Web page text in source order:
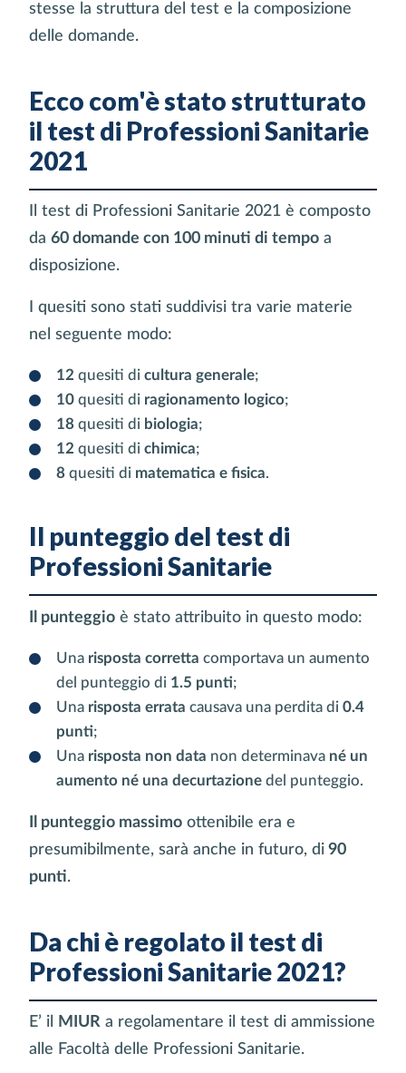
stesse la struttura del test e la composizione
delle domande.
Ecco com'è stato strutturato
il test di Professioni Sanitarie
2021
Il test di Professioni Sanitarie 2021 è composto
da 60 domande con 100 minuti di tempo a
disposizione.
I quesiti sono stati suddivisi tra varie materie
nel seguente modo:
12 quesiti di cultura generale;
10 quesiti di ragionamento logico;
18 quesiti di biologia;
12 quesiti di chimica;
8 quesiti di matematica e fisica.
Il punteggio del test di
Professioni Sanitarie
Il punteggio è stato attribuito in questo modo:
Una risposta corretta comportava un aumento
del punteggio di 1.5 punti;
Una risposta errata causava una perdita di 0.4
punti;
Una risposta non data non determinava né un
aumento né una decurtazione del punteggio.
Il punteggio massimo ottenibile era e
presumibilmente, sarà anche in futuro, di 90
punti.
Da chi è regolato il test di
Professioni Sanitarie 2021?
E’ il MIUR a regolamentare il test di ammissione
alle Facoltà delle Professioni Sanitarie.